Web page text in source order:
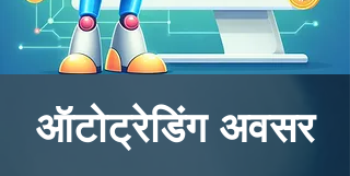
ऑटोट्रेडिंग अवसर